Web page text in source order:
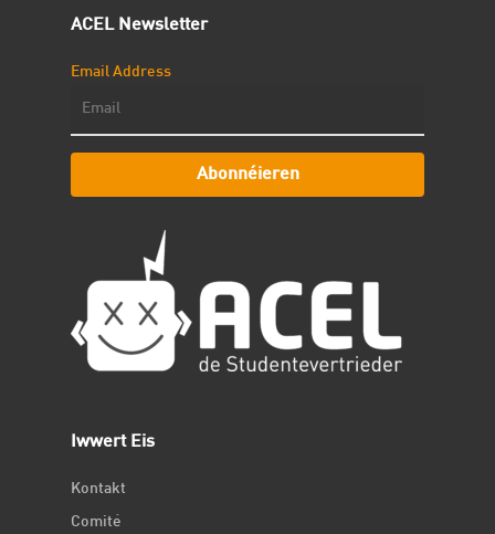
ACEL Newsletter
Email Address
Abonnéieren
Iwwert Eis
Kontakt
Comité